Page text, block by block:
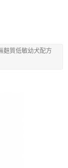
麩質低敏幼犬配方